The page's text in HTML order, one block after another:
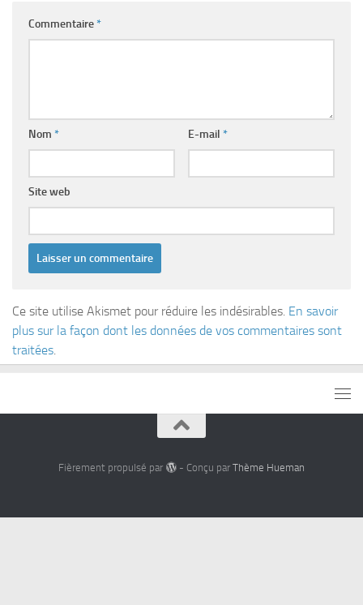
Commentaire*
Nom * E-mail *
Site web
Ce site utilise Akismet pour réduire les indésirables. En savoir
plus sur la façon dont les données de vos commentaires sont
traitées
Fièrement propulsé par - Conçu par Thème Hueman